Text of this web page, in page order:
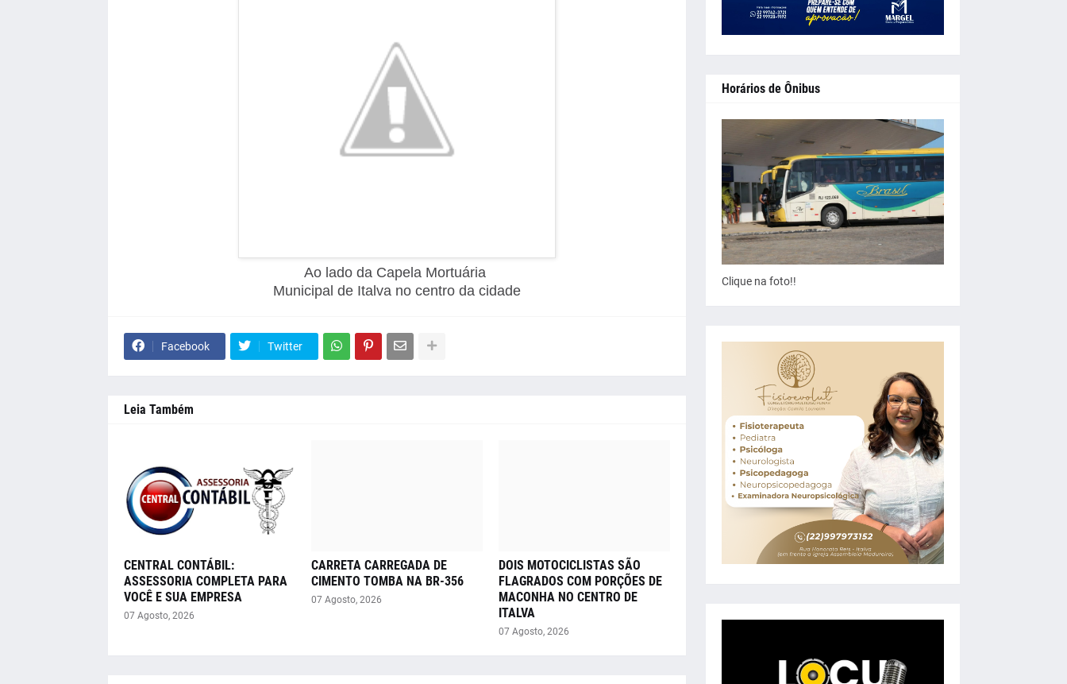
Ao lado da Capela Mortuária
Municipal de Italva no centro da cidade
Facebook Twitter
Leia Também
CENTRAL CONTÁBIL:
ASSESSORIA COMPLETA PARA
VOCÊ E SUA EMPRESA
07 Agosto, 2026
CARRETA CARREGADA DE
CIMENTO TOMBA NA BR-356
07 Agosto, 2026
DOIS MOTOCICLISTAS SÃO
FLAGRADOS COM PORÇÕES DE
MACONHA NO CENTRO DE
ITALVA
07 Agosto, 2026
Horários de Ônibus
Clique na foto!!